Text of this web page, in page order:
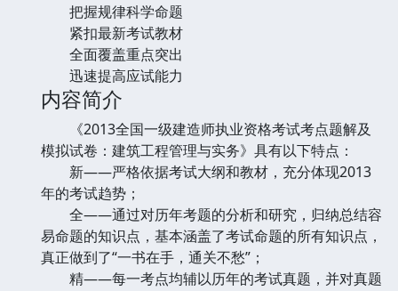
把握规律科学命题
紧扣最新考试教材
全面覆盖重点突出
迅速提高应试能力
内容简介
《2013全国一级建造师执业资格考试考点题解及
模拟试卷：建筑工程管理与实务》具有以下特点：
新——严格依据考试大纲和教材，充分体现2013
年的考试趋势；
全——通过对历年考题的分析和研究，归纳总结容
易命题的知识点，基本涵盖了考试命题的所有知识点，
真正做到了“一书在手，通关不愁”；
精——每一考点均辅以历年的考试真题，并对真题